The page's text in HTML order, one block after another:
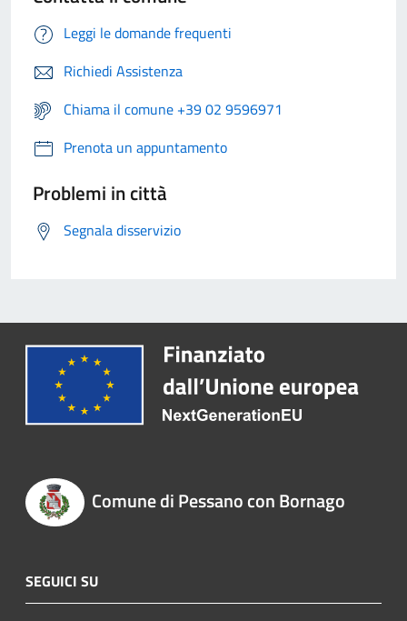
Leggi le domande frequenti
Richiedi Assistenza
Chiama il comune +39 02 9596971
Prenota un appuntamento
Problemi in città
Segnala disservizio
Comune di Pessano con Bornago
SEGUICI SU